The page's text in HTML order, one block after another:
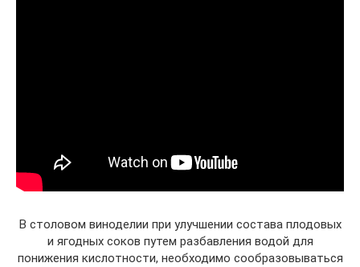
В столовом виноделии при улучшении состава плодовых
и ягодных соков путем разбавления водой для
понижения кислотности, необходимо сообразовываться